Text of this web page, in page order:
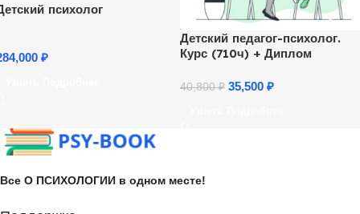
психолог
₽
Детский педагог-психолог.
Курс (710ч) + Диплом
40,800₽ 35,500 ₽
Все О ПСИХОЛОГИИ в одном месте!